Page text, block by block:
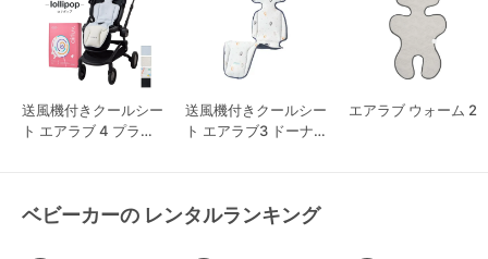
送風機付きクールシー
ト エアラブ 4 プラス
送風機付きクールシー
ト エアラブ3 ドーナ
エアラブ ウォーム 2
ベビーカーの レンタルランキング